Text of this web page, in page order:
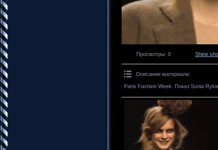
Просмотры: 0 Shine
Описание материала:
Paris Fashion Week. Показ Sonia